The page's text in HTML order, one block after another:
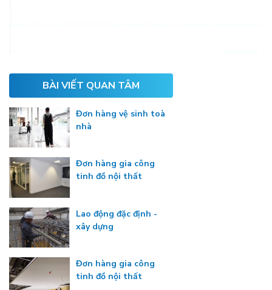
BÀI VIẾT QUAN TÂM
Đơn hàng vệ sinh toà
nhà
Đơn hàng gia công
tinh đồ nội thất
Lao động đặc định -
xây dựng
Đơn hàng gia công
tinh đồ nội thất